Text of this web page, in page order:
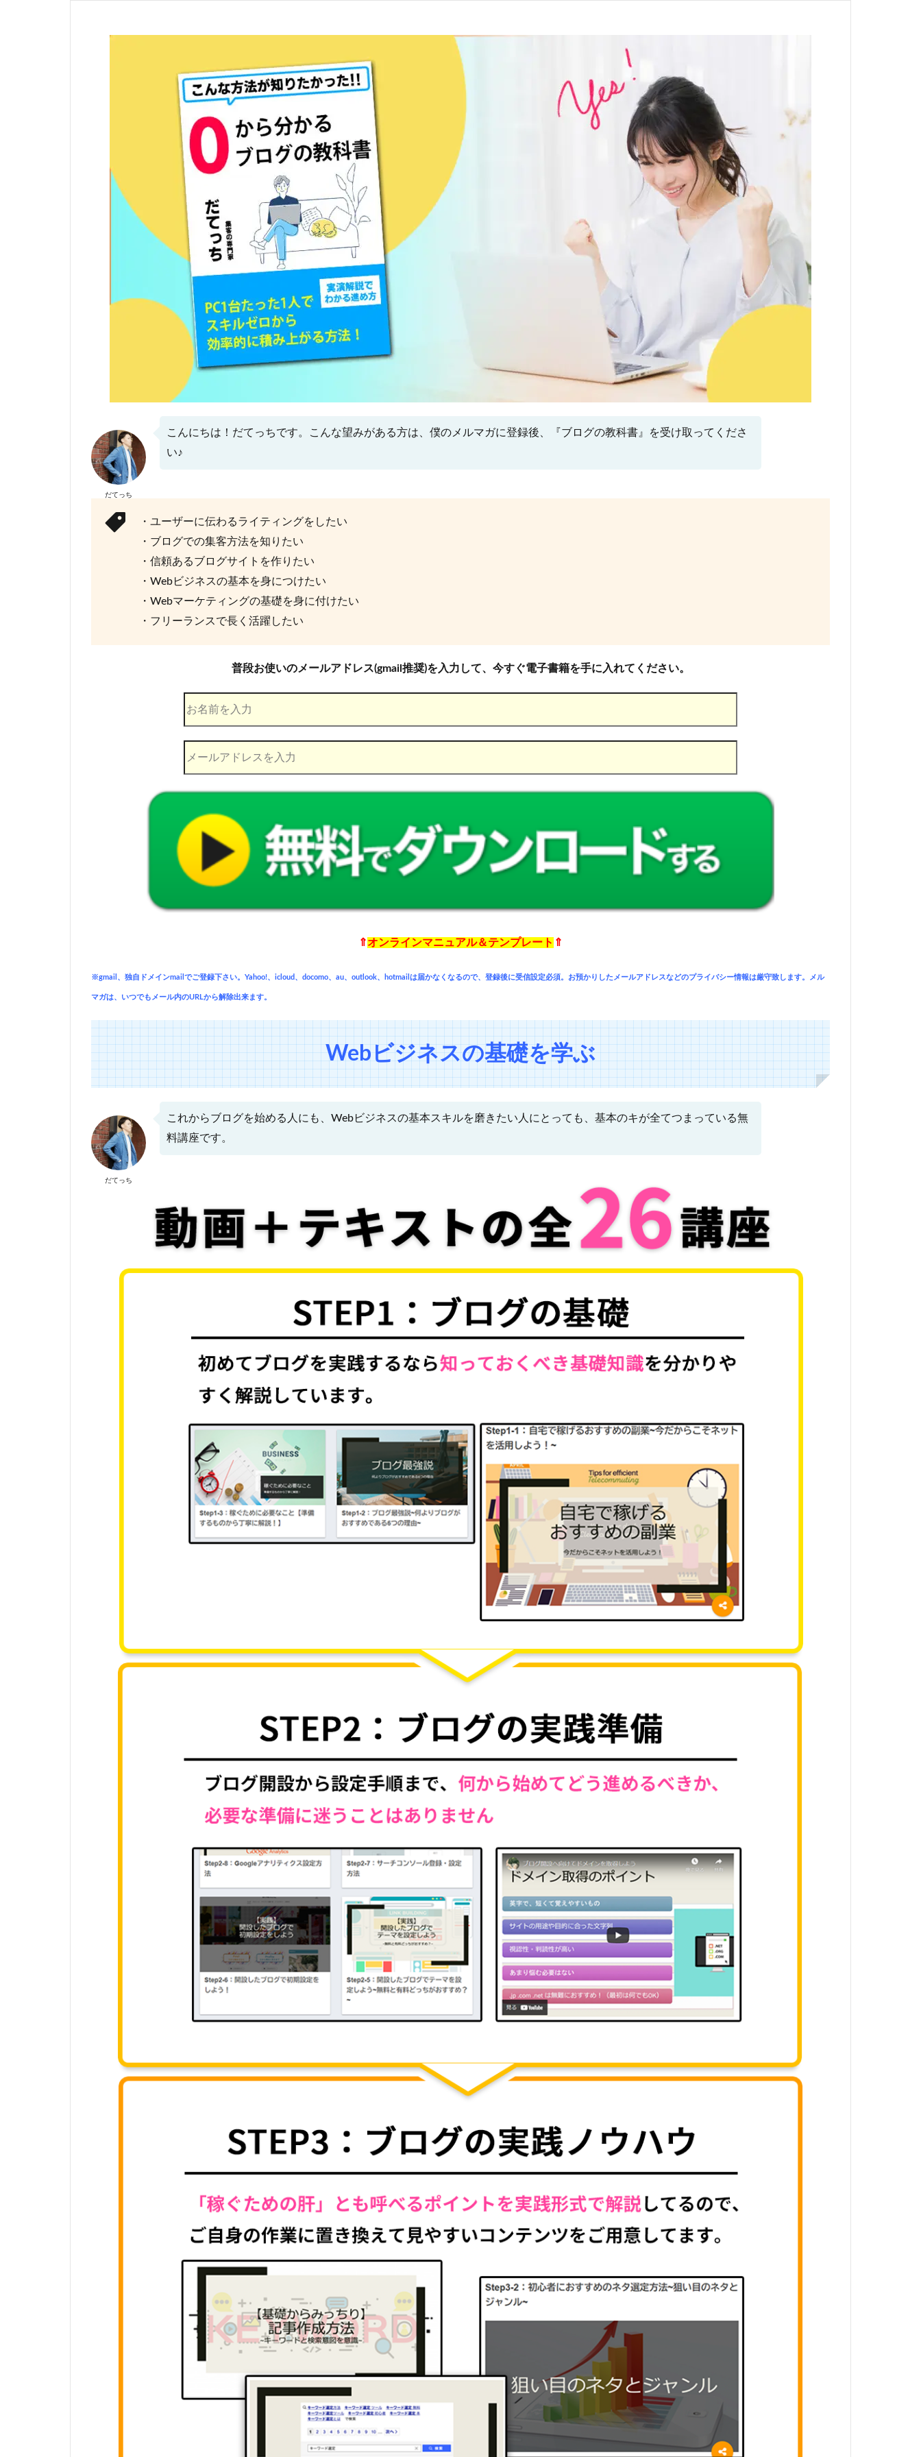
だてっち
こんにちは！だてっちです。こんな望みがある方は、僕のメルマガに登録後、『ブログの教科書』を受け取ってくださ
い♪
・ユーザーに伝わるライティングをしたい
・ブログでの集客方法を知りたい
・信頼あるブログサイトを作りたい
・Webビジネスの基本を身につけたい
・Webマーケティングの基礎を身に付けたい
・フリーランスで長く活躍したい
普段お使いのメールアドレス(gmail推奨)を入力して、今すぐ電子書籍を手に入れてください。
⇑オンラインマニュアル＆テンプレート ⇑
※gmail、独自ドメインmailでご登録下さい。Yahoo!、icloud、docomo、au、outlook、hotmailは届かなくなるので、登録後に受信設定必須。お預かりしたメールアドレスなどのプライバシー情報は厳守致します。メル
マガは、いつでもメール内のURLから解除出来ます。
Webビジネスの基礎を学ぶ
だてっち
これからブログを始める人にも、Webビジネスの基本スキルを磨きたい人にとっても、基本のキが全てつまっている無
料講座です。